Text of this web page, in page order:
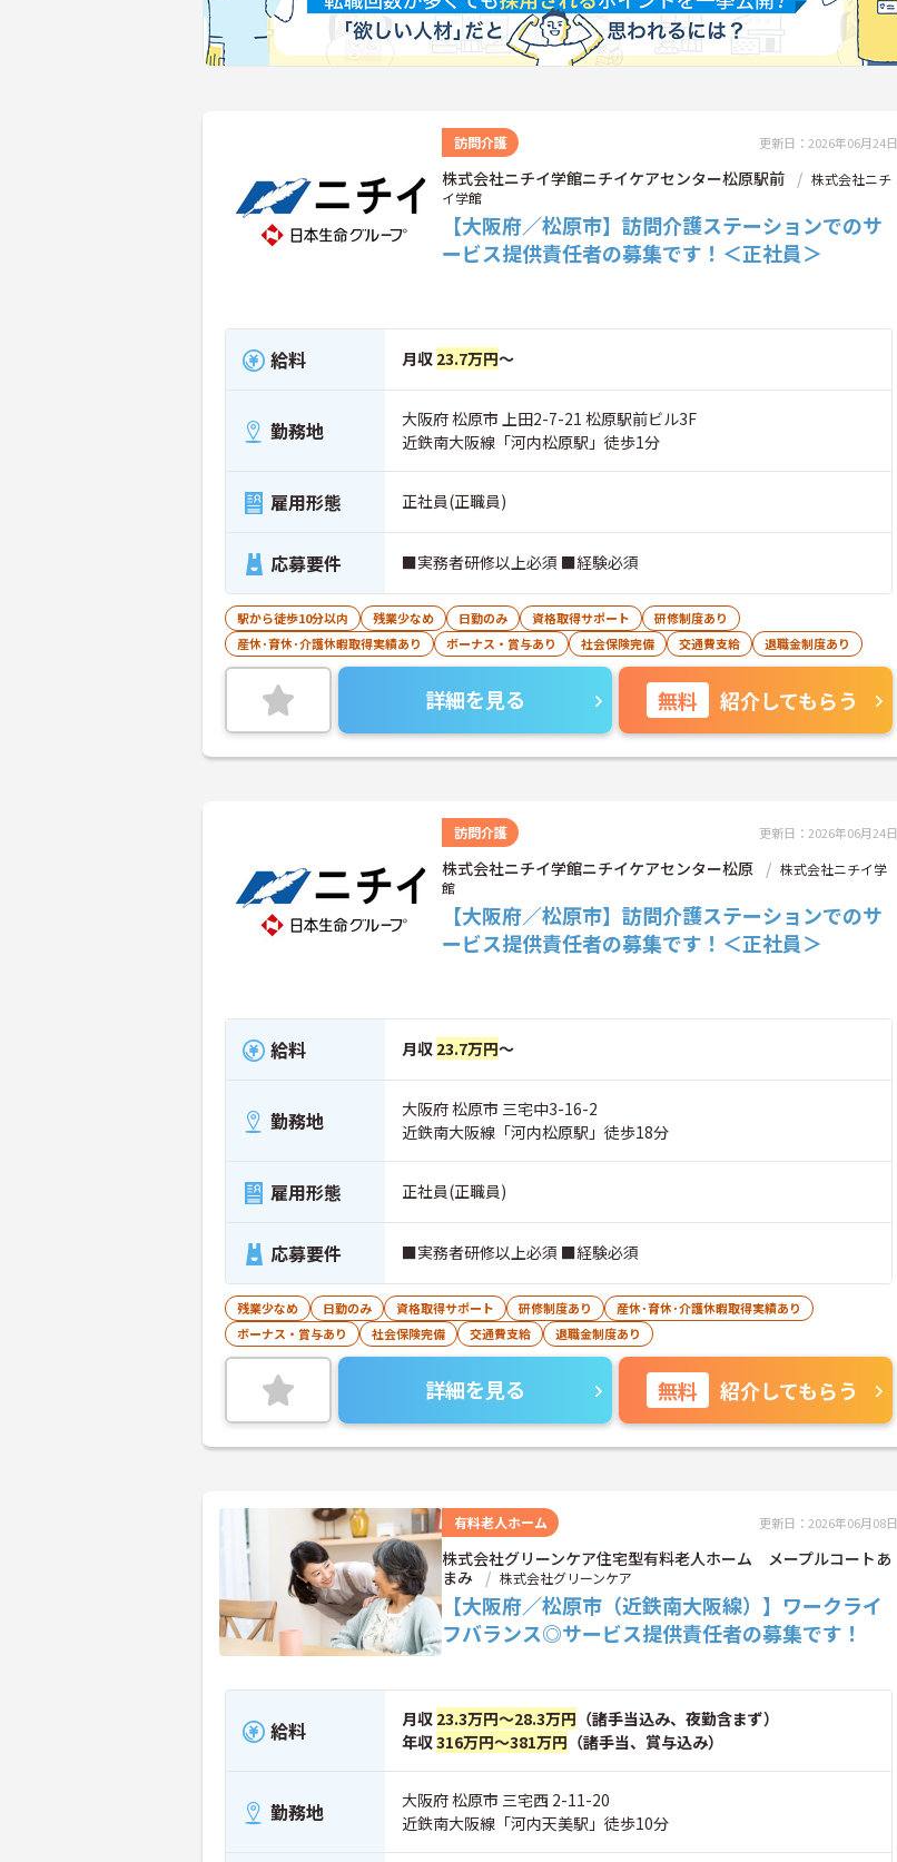
訪問介護 更新日：2026年06月24日
株式会社ニチイ学館ニチイケアセンター松原駅前
株式会社ニチ
イ学館
【大阪府／松原市】訪問介護ステーションでのサ
ービス提供責任者の募集です！＜正社員＞
給料 月収 23.7万円～
勤務地
大阪府 松原市 上田2-7-21 松原駅前ビル3F
近鉄南大阪線「河内松原駅」徒歩1分
雇用形態 正社員(正職員)
応募要件 ■実務者研修以上必須 ■経験必須
駅から徒歩10分以内 残業少なめ 日勤のみ 資格取得サポート
研修制度あり
産休･育休･介護休暇取得実績あり
ボーナス・賞与あり 社会保険完備 交通費支給 退職金制度あり
詳細を見る 無料 紹介してもらう
訪問介護 更新日：2026年06月24日
株式会社ニチイ学館ニチイケアセンター松原
株式会社ニチイ学
館
【大阪府／松原市】訪問介護ステーションでのサ
ービス提供責任者の募集です！＜正社員＞
給料 月収 23.7万円～
勤務地
大阪府 松原市 三宅中3-16-2
近鉄南大阪線「河内松原駅」徒歩18分
雇用形態 正社員(正職員)
応募要件 ■実務者研修以上必須 ■経験必須
残業少なめ 日勤のみ 資格取得サポート 研修制度あり
産休･育休･介護休暇取得実績あり
ボーナス・賞与あり
社会保険完備 交通費支給 退職金制度あり
詳細を見る 無料 紹介してもらう
有料老人ホーム 更新日：2026年06月08日
株式会社グリーンケア住宅型有料老人ホーム メープルコートあ
まみ
株式会社グリーンケア
【大阪府／松原市（近鉄南大阪線）】ワークライ
フバランス◎サービス提供責任者の募集です！
給料 月収 23.3万円～28.3万円 （諸手当込み、夜勤含まず）
年収316万円～381万円 （諸手当、賞与込み）
勤務地
大阪府 松原市 三宅西 2-11-20
近鉄南大阪線「河内天美駅」徒歩10分